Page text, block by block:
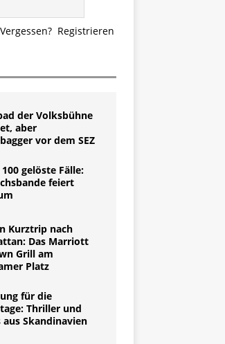
Vergessen? Registrieren
der Volksbühne
aber
vor dem SEZ
gelöste Fälle:
feiert
Kurztrip nach
Das Marriott
Grill am
Platz
für die
Thriller und
aus Skandinavien